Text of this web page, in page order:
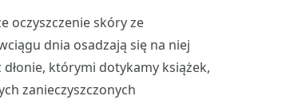
oczyszczenie skóry ze
dnia osadzają się na niej
którymi dotykamy książek,
zanieczyszczonych